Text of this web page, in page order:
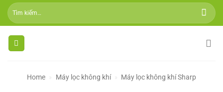
Skip
Tìm
kiếm:
Home » Máy lọc không khí » Máy lọc không khí Sharp